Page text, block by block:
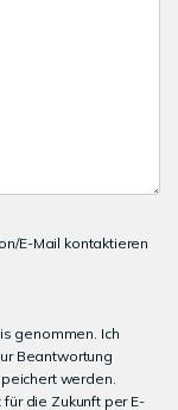
E-Mail kontaktieren
genommen. Ich
Beantwortung
werden.
die Zukunft per E-